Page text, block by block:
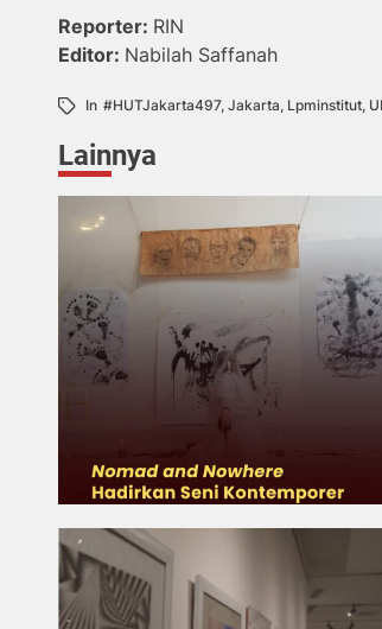
Reporter: RIN
Editor: Nabilah Saffanah
In #HUTJakarta497, Jakarta, Lpminstitut,
Lainnya